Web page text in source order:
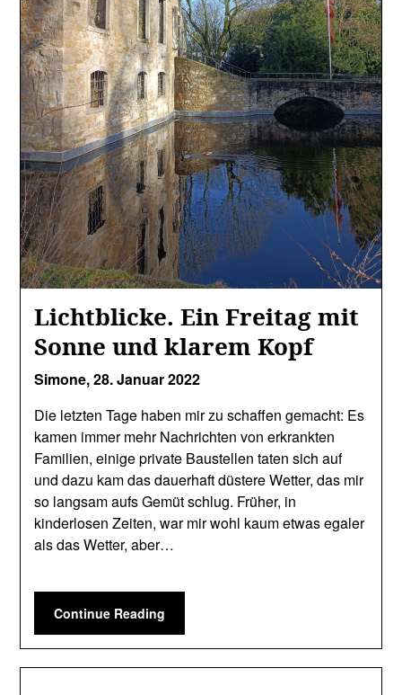
Lichtblicke. Ein Freitag mit
Sonne und klarem Kopf
Simone,28. Januar 2022
Die letzten Tage haben mir zu schaffen gemacht: Es
kamen immer mehr Nachrichten von erkrankten
Familien, einige private Baustellen taten sich auf
und dazu kam das dauerhaft düstere Wetter, das mir
so langsam aufs Gemüt schlug. Früher, in
kinderlosen Zeiten, war mir wohl kaum etwas egaler
als das Wetter, aber…
Continue Reading